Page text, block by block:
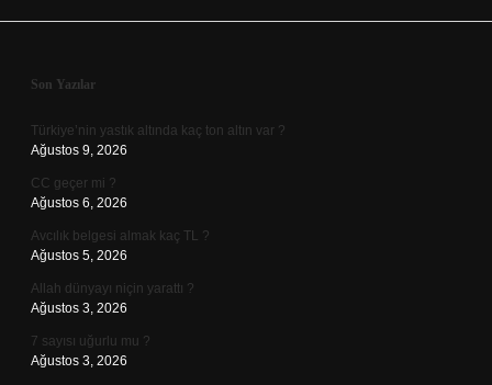
Sidebar
Son Yazılar
Türkiye’nin yastık altında kaç ton altın var ?
Ağustos 9, 2026
CC geçer mi ?
Ağustos 6, 2026
Avcılık belgesi almak kaç TL ?
Ağustos 5, 2026
Allah dünyayı niçin yarattı ?
Ağustos 3, 2026
7 sayısı uğurlu mu ?
Ağustos 3, 2026